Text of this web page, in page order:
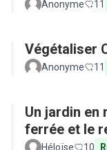
Anonyme 11
Végétaliser
Anonyme 11
Un jardin en
ferrée et le
Héloïse 10